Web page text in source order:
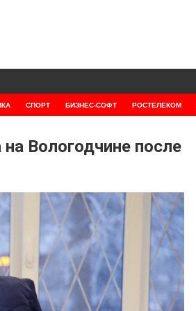
СПОРТ БИЗНЕС-СОФТ РОСТЕЛЕКОМ
Вологодчине после